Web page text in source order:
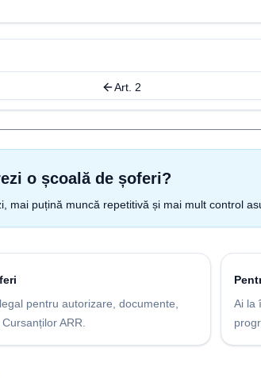
Art. 2
o școală de șoferi?
mai puțină muncă repetitivă și mai mult control
pentru autorizare, documente,
ARR.
Ai la